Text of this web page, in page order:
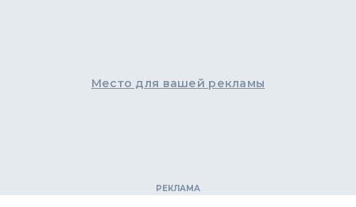
Место для вашей рекламы